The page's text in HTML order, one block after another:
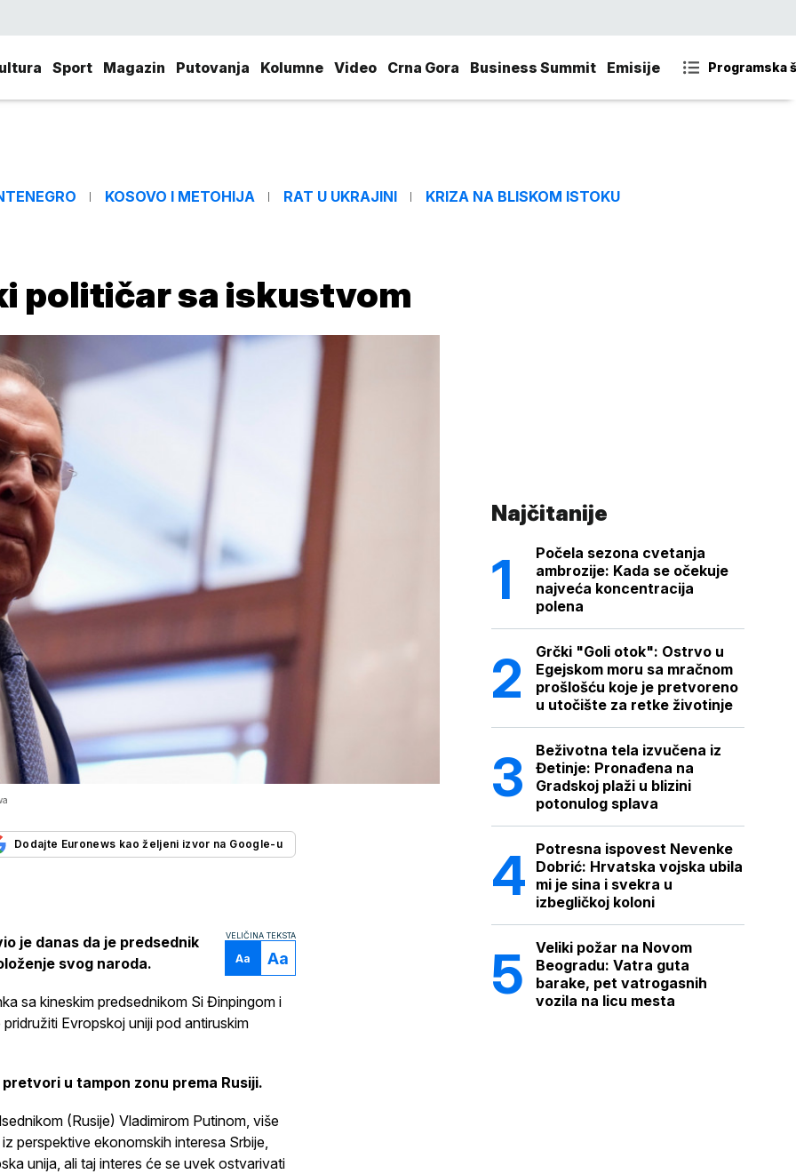
Sport Magazin Putovanja Kolumne Video Crna Gora Business Summit Emisije Programska
KOSOVO I METOHIJA RAT U UKRAJINI KRIZA NA BLISKOM ISTOKU
političar sa iskustvom
Dodajte Euronews kao željeni izvor na Google-u
VELIČINA TEKSTA
Aa Aa
je danas da je predsednik
svog naroda.
sa kineskim predsednikom Si Đinpingom i
Evropskoj uniji pod antiruskim
u tampon zonu prema Rusiji.
(Rusije) Vladimirom Putinom, više
perspektive ekonomskih interesa Srbije,
unija, ali taj interes će se uvek ostvarivati
Najčitanije
Počela sezona cvetanja
ambrozije: Kada se očekuje
najveća koncentracija
polena
Grčki "Goli otok": Ostrvo u
Egejskom moru sa mračnom
prošlošću koje je pretvoreno
u utočište za retke životinje
Beživotna tela izvučena iz
Đetinje: Pronađena na
Gradskoj plaži u blizini
potonulog splava
Potresna ispovest Nevenke
Dobrić: Hrvatska vojska ubila
mi je sina i svekra u
izbegličkoj koloni
Veliki požar na Novom
Beogradu: Vatra guta
barake, pet vatrogasnih
vozila na licu mesta